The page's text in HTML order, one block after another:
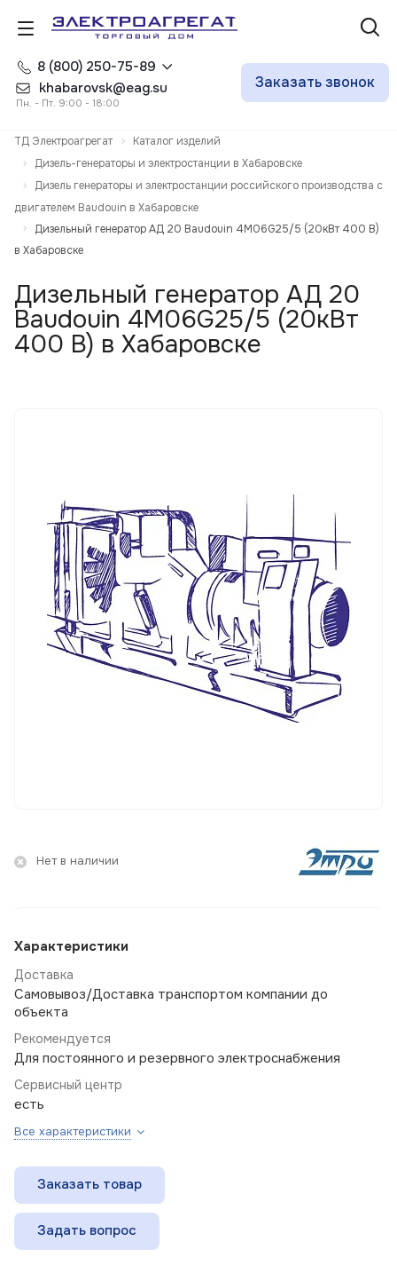
8 (800) 250-75-89
khabarovsk@eag.su
Пн. - Пт. 9:00 - 18:00
Заказать звонок
ТД Электроагрегат
Каталог изделий
Дизель-генераторы и электростанции в Хабаровске
Дизель генераторы и электростанции российского производства с
двигателем Baudouin в Хабаровске
Дизельный генератор АД 20 Baudouin 4M06G25/5 (20кВт 400 В)
в Хабаровске
Дизельный генератор АД 20
Baudouin 4M06G25/5 (20кВт
400 В) в Хабаровске
Нет в наличии
Характеристики
Доставка
Самовывоз/Доставка транспортом компании до
объекта
Рекомендуется
Для постоянного и резервного электроснабжения
Сервисный центр
есть
Все характеристики
Заказать товар
Задать вопрос